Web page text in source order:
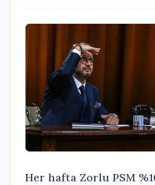
Her hafta Zorlu PSM